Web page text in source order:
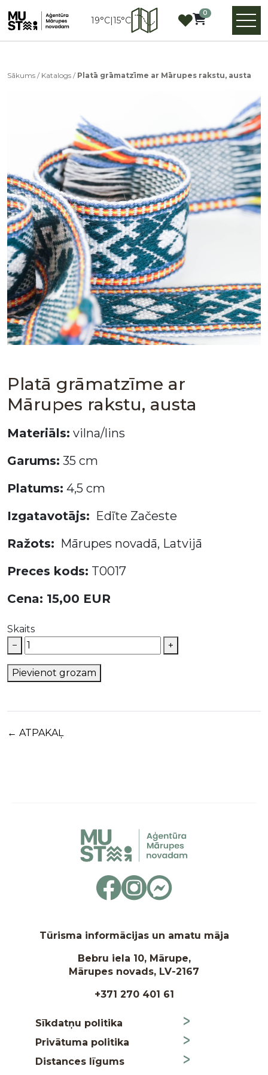
19°C|15°C
0
Sākums / Katalogs / Platā grāmatzīme ar Mārupes rakstu, austa
Platā grāmatzīme ar
Mārupes rakstu, austa
Materiāls: vilna/lins
Garums: 35 cm
Platums: 4,5 cm
Izgatavotājs: Edīte Začeste
Ražots: Mārupes novadā, Latvijā
Preces kods: T0017
Cena: 15,00 EUR
Skaits
−
+
Pievienot grozam
← ATPAKAĻ
Tūrisma informācijas un amatu māja
Bebru iela 10, Mārupe,
Mārupes novads, LV-2167
+371 270 401 61
Sīkdatņu politika
Privātuma politika
Distances līgums